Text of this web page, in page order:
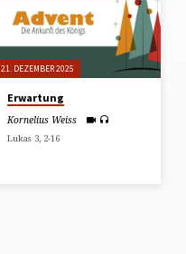
21. DEZEMBER 2025
Erwartung
Kornelius Weiss
Lukas 3, 2-16